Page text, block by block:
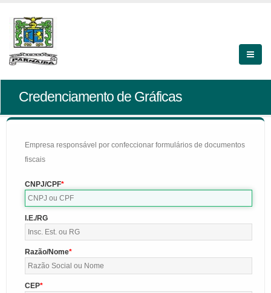
Credenciamento de Gráficas
Empresa responsável por confeccionar formulários de documentos
fiscais
CNPJ/CPF
I.E./RG
Razão/Nome
CEP